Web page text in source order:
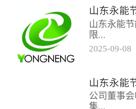
山东永能
限...
时股东大
四届董事
议，公司
2025-09-08
公司董事
集...